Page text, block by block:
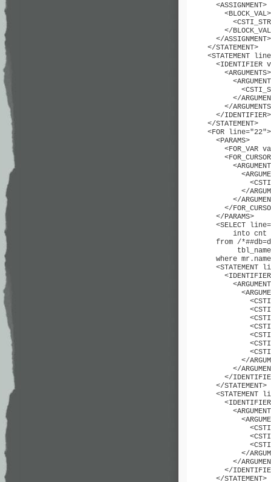
      <ASSIGNMENT>
        <BLOCK_VAL>
</
      </ASSIGNMENT>
    </STATEMENT>
<STATEMENT
<IDENTIFIER
        <ARGUMENTS>
</
</
      </IDENTIFIER>
    </STATEMENT>
    <FOR line="22">
      <PARAMS>
<FOR_VAR
</
</
</
      </PARAMS>
<SELECT
          into cnt
from /
where
<STATEMENT
</
</
</
      </STATEMENT>
<STATEMENT
</
</
</
      </STATEMENT>